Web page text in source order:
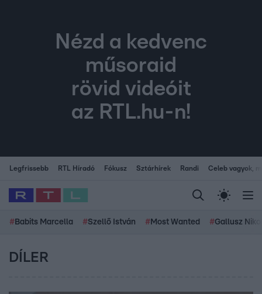
Nézd a kedvenc
műsoraid
rövid videóit
az RTL.hu-n!
Legfrissebb RTL Híradó Fókusz Sztárhírek Randi Celeb vagyok,
# Babits Marcella #Szellő István # Most Wanted #Gallusz
DÍLER